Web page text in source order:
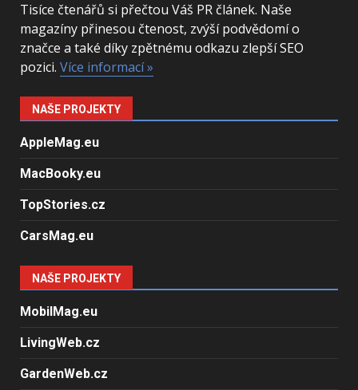
Tisíce čtenářů si přečtou Váš PR článek. Naše
magazíny přinesou čtenost, zvýší podvědomí o
značce a také díky zpětnému odkazu zlepší SEO
pozici. Více informací »
NAŠE PROJEKTY
AppleMag.eu
MacBooky.eu
TopStories.cz
CarsMag.eu
NAŠE PROJEKTY
MobilMag.eu
LivingWeb.cz
GardenWeb.cz